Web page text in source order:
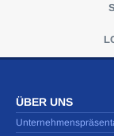
ÜBER UNS